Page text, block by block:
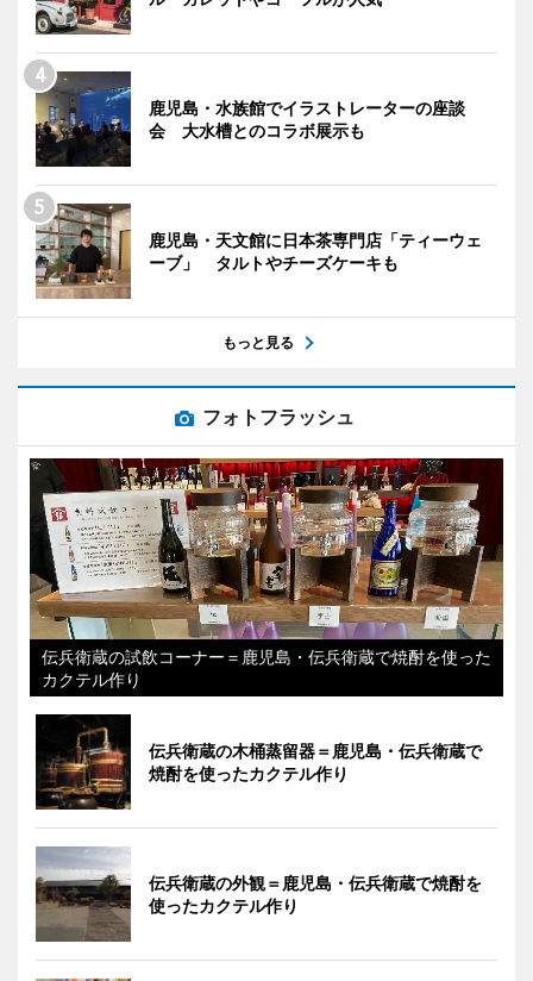
鹿児島・水族館でイラストレーターの座談
会 大水槽とのコラボ展示も
鹿児島・天文館に日本茶専門店「ティーウェ
ーブ」 タルトやチーズケーキも
もっと見る
フォトフラッシュ
伝兵衛蔵の試飲コーナー＝鹿児島・伝兵衛蔵で焼酎を使った
カクテル作り
伝兵衛蔵の木桶蒸留器＝鹿児島・伝兵衛蔵で
焼酎を使ったカクテル作り
伝兵衛蔵の外観＝鹿児島・伝兵衛蔵で焼酎を
使ったカクテル作り